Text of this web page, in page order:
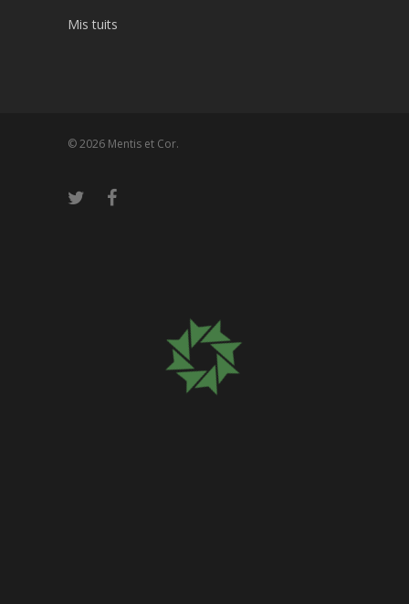
Mis tuits
© 2026 Mentis et Cor.